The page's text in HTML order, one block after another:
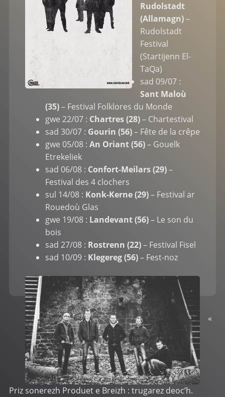
Rudolstadt
(Allamagn)–
Rudolstadt
Festival
(Startijenn El-
TaQa)
sad 09/07 :
Sant Maloù
(35)– Festival Folklores du Monde
gwe 22/07 : Chartres (28)– Chartestival
sad 30/07 : Gourin (56)– Fête de la crêpe
gwe 05/08 : An Oriant (56)– Gouelk
Etrekeliek
sad 06/08 : Confort-Meilars (29)–
Festival des 4 clochers
sul 14/08 : Konk-Kerne (29)– Festival ar
Rouedoù Glas
gwe 19/08 : Landevant (56)– Le son du
bois
sad 27/08 : Rostrenn (22)– Festival Fisel
sad 10/09 : Klegereg (56)– Fest-noz
«
Priz sonerezh Produet e Breizh : trugarez deoc’h.